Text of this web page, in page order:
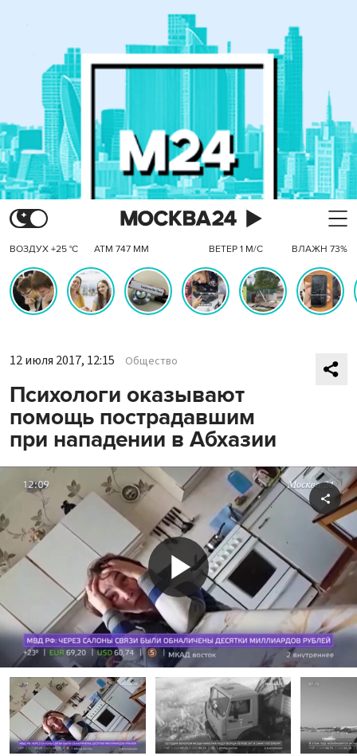
ВОЗДУХ +25 °C АТМ 747 ММ ВЕТЕР 1 М/С ВЛАЖН 73%
12 июля 2017, 12:15 Общество
Психологи оказывают
помощь пострадавшим
при нападении в Абхазии
Play
Video